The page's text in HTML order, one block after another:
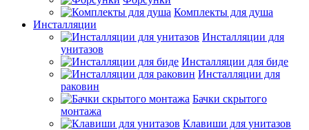
Комплекты для душа
Инсталляции
Инсталляции для
унитазов
Инсталляции для биде
Инсталляции для
раковин
Бачки скрытого
монтажа
Клавиши для унитазов